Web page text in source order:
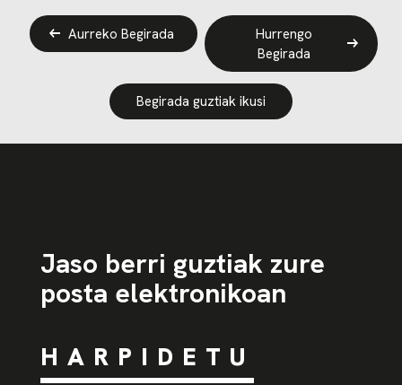
Aurreko Begirada
Hurrengo
Begirada
Begirada guztiak ikusi
Jaso berri guztiak zure
posta elektronikoan
HARPIDETU